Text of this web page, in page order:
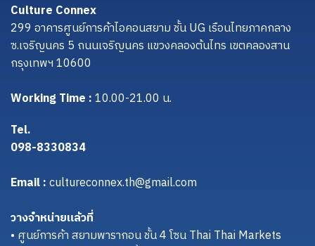
Culture Connex
299 อาคารศูนย์การค้าไอคอนสยาม ชั้น UG เรือนไทยภาคกลาง
ซ.เจริญนคร 5 ถนนเจริญนคร แขวงคลองต้นไทร เขตคลองสาน
กรุงเทพฯ 10600
Working Time :10.00-21.00 น.
Tel.
098-8330834
Email :cultureconnex.th@gmail.com
วางจำหน่ายแล้วที่
• ศูนย์การค้า สยามพารากอน ชั้น 4 โซน Thai Thai Markets